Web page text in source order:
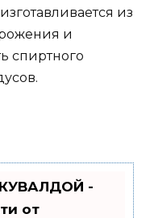
из
и
спиртного
-
от